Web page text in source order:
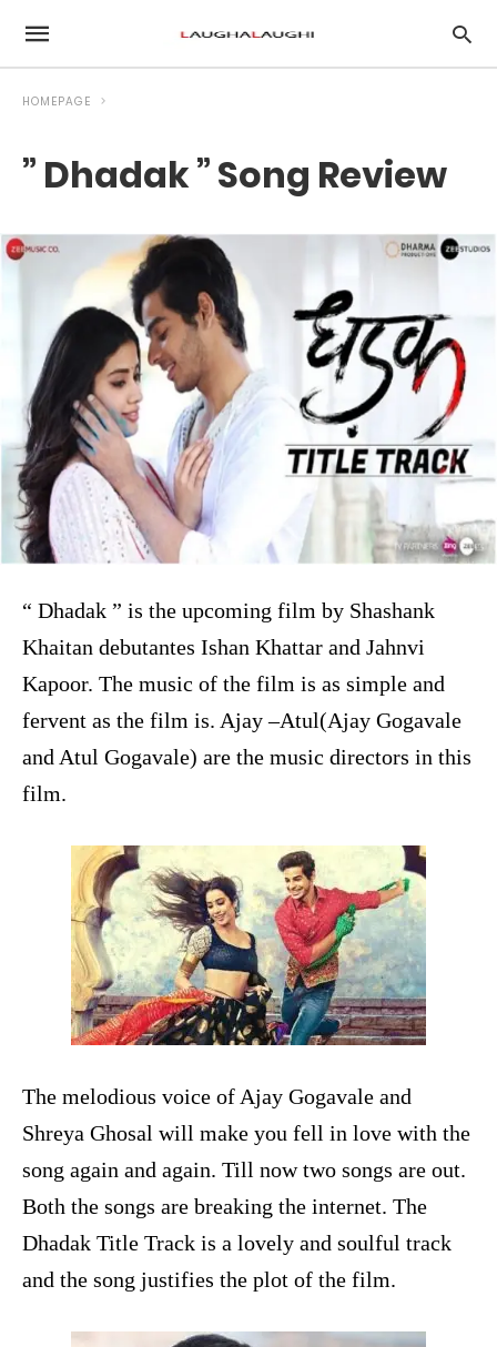
HOMEPAGE
” Dhadak ” Song Review
“ Dhadak ” is the upcoming film by Shashank
Khaitan debutantes Ishan Khattar and Jahnvi
Kapoor. The music of the film is as simple and
fervent as the film is. Ajay –Atul(Ajay Gogavale
and Atul Gogavale) are the music directors in this
film.
The melodious voice of Ajay Gogavale and
Shreya Ghosal will make you fell in love with the
song again and again. Till now two songs are out.
Both the songs are breaking the internet. The
Dhadak Title Track is a lovely and soulful track
and the song justifies the plot of the film.